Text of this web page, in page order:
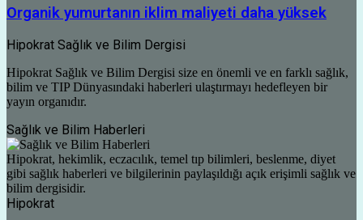
Organik yumurtanın iklim maliyeti daha yüksek
Hipokrat Sağlık ve Bilim Dergisi
Hipokrat Sağlık ve Bilim Dergisi size en önemli ve en farklı sağlık,
bilim ve TIP Dünyasındaki haberleri ulaştırmayı hedefleyen bir
yayın organıdır.
Sağlık ve Bilim Haberleri
Hipokrat, hekimlik, eczacılık, temel tıp bilimleri, beslenme, diyet
gibi sağlık haberleri ve bilgilerinin paylaşıldığı açık erişimli sağlık ve
bilim dergisidir.
Hipokrat